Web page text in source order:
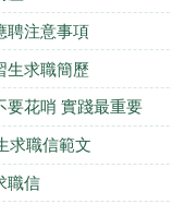
聘注意事項
生求職簡歷
要花哨 實踐最重要
求職信範文
職信